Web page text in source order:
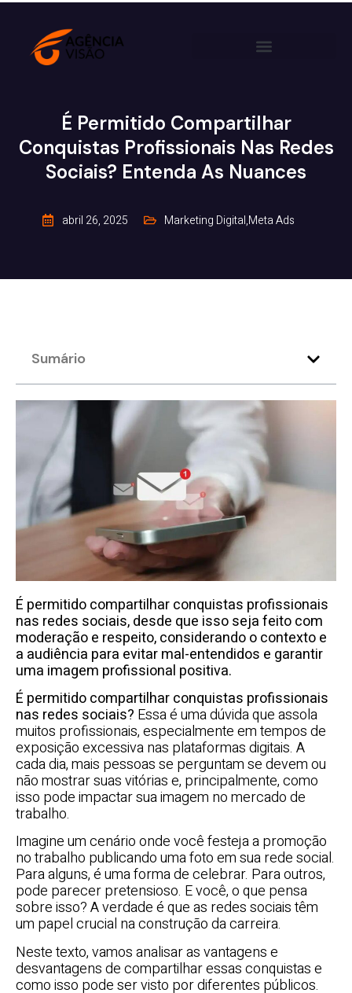
É Permitido Compartilhar
Conquistas Profissionais Nas Redes
Sociais? Entenda As Nuances
abril 26, 2025 Marketing Digital,Meta Ads
Sumário
É permitido compartilhar conquistas profissionais
nas redes sociais, desde que isso seja feito com
moderação e respeito, considerando o contexto e
a audiência para evitar mal-entendidos e garantir
uma imagem profissional positiva.
É permitido compartilhar conquistas profissionais
nas redes sociais? Essa é uma dúvida que assola
muitos profissionais, especialmente em tempos de
exposição excessiva nas plataformas digitais. A
cada dia, mais pessoas se perguntam se devem ou
não mostrar suas vitórias e, principalmente, como
isso pode impactar sua imagem no mercado de
trabalho.
Imagine um cenário onde você festeja a promoção
no trabalho publicando uma foto em sua rede social.
Para alguns, é uma forma de celebrar. Para outros,
pode parecer pretensioso. E você, o que pensa
sobre isso? A verdade é que as redes sociais têm
um papel crucial na construção da carreira.
Neste texto, vamos analisar as vantagens e
desvantagens de compartilhar essas conquistas e
como isso pode ser visto por diferentes públicos.